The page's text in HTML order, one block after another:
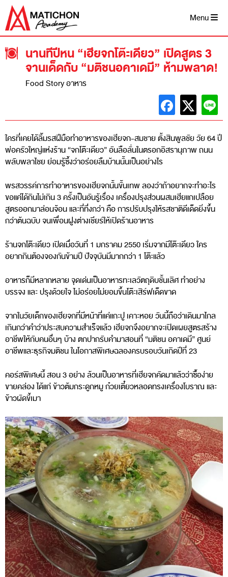
Skip
content
Menu
นานทีปีหน “เฮียจกโต๊ะเดียว” เปิดสูตร 3
จานเด็ดกับ “มติชนอคาเดมี” ห้ามพลาด!
Food Story อาหาร
ใครที่เคยได้ลิ้มรสฝีมือทำอาหารของเฮียจก-สมชาย ตั้งสินพูลชัย วัย 64 ปี
พ่อครัวใหญ่แห่งร้าน “จกโต๊ะเดียว” อันลือลั่นในตรอกอิสรานุภาพ ถนน
พลับพลาไชย ย่อมรู้ซึ้งว่าอร่อยลืมบ้านนั้นเป็นอย่างไร
พรสวรรค์การทำอาหารของเฮียจกนั้นขั้นเทพ ลองว่าถ้าอยากจะทำอะไร
ขอแค่ได้กินไม่เกิน 3 ครั้งเป็นอันรู้เรื่อง เครื่องปรุงส่วนผสมเฮียแกเปลือย
สูตรออกมาล่อนจ้อน และที่ทึ่งกว่า คือ การปรับปรุงให้รสชาติดีเด็ดยิ่งขึ้น
กว่าต้นฉบับ จนเพื่อนฝูงต่างเชียร์ให้เปิดร้านอาหาร
ร้านจกโต๊ะเดียว เปิดเมื่อวันที่ 1 มกราคม 2550 เริ่มจากมีโต๊ะเดียว ใคร
อยากกินต้องจองกันข้ามปี ปัจจุบันมีมากกว่า 1 โต๊ะแล้ว
อาหารก็มีหลากหลาย จุดเด่นเป็นอาหารทะเลวัตถุดิบชั้นเลิศ ทำอย่าง
บรรจง และ ปรุงด้วยใจ ไม่อร่อยไม่ยอมขึ้นโต๊ะเสิร์ฟเด็ดขาด
จากในวัยเด็กของเฮียจกที่มีหน้าที่แค่แกะปู เคาะหอย วันนี้ถือว่าเดินมาไกล
เกินกว่าคำว่าประสบความสำเร็จแล้ว เฮียจกจึงอยากจะเปิดเผยสูตรสร้าง
อาชีพให้กับคนอื่นๆ บ้าง ตกปากรับคำมาสอนที่ “มติชน อคาเดมี” ศูนย์
อาชีพและธุรกิจมติชน ในโอกาสพิเศษฉลองครบรอบวันเกิดปีที่ 23
คอร์สพิเศษนี้ สอน 3 อย่าง ล้วนเป็นอาหารที่เฮียจกคัดมาแล้วว่าซื้อง่าย
ขายคล่อง ได้แก่ ข้าวต้มกระดูกหมู ก๋วยเตี๋ยวหลอดทรงเครื่องโบราณ และ
ข้าวผัดขี้เมา